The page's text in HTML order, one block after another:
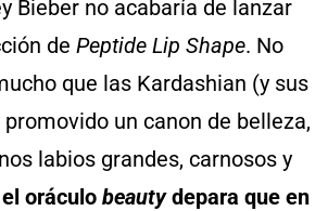
Bieber no acabaría de lanzar
de Peptide Lip Shape. No
que las Kardashian (y sus
un canon de belleza,
labios grandes, carnosos y
el oráculo beautydepara que en